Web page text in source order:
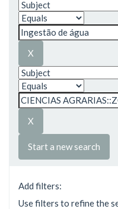
Start a new search
Add filters:
Use filters to refine the